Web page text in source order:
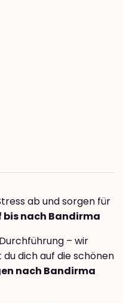
ab und sorgen für
nach Bandirma
– wir
dich auf die schönen
nach Bandirma